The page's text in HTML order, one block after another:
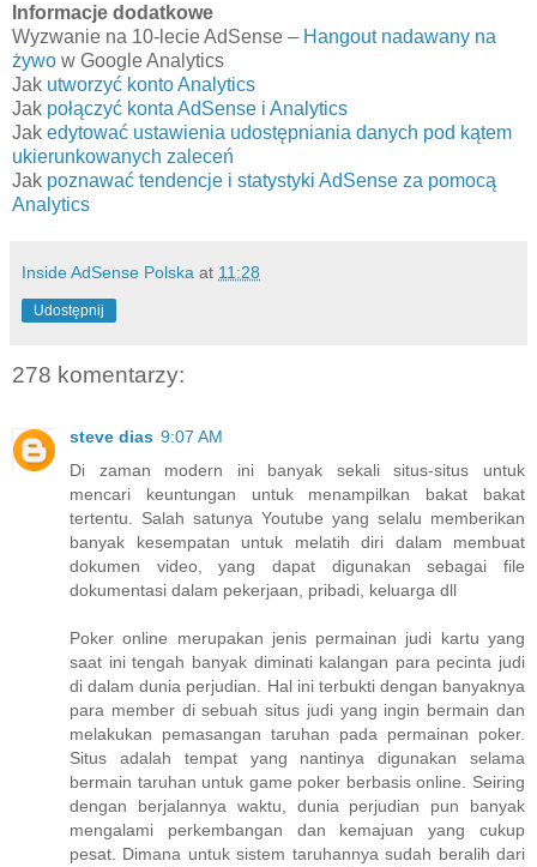
Informacje dodatkowe
Wyzwanie na 10-lecie AdSense – Hangout nadawany na
żywo w Google Analytics
Jak utworzyć konto Analytics
Jak połączyć konta AdSense i Analytics
Jak edytować ustawienia udostępniania danych pod kątem
ukierunkowanych zaleceń
Jak poznawać tendencje i statystyki AdSense za pomocą
Analytics
Inside AdSense Polska at 11:28
Udostępnij
278 komentarzy:
steve dias 9:07 AM
Di zaman modern ini banyak sekali situs-situs untuk
mencari keuntungan untuk menampilkan bakat bakat
tertentu. Salah satunya Youtube yang selalu memberikan
banyak kesempatan untuk melatih diri dalam membuat
dokumen video, yang dapat digunakan sebagai file
dokumentasi dalam pekerjaan, pribadi, keluarga dll
Poker online merupakan jenis permainan judi kartu yang
saat ini tengah banyak diminati kalangan para pecinta judi
di dalam dunia perjudian. Hal ini terbukti dengan banyaknya
para member di sebuah situs judi yang ingin bermain dan
melakukan pemasangan taruhan pada permainan poker.
Situs adalah tempat yang nantinya digunakan selama
bermain taruhan untuk game poker berbasis online. Seiring
dengan berjalannya waktu, dunia perjudian pun banyak
mengalami perkembangan dan kemajuan yang cukup
pesat. Dimana untuk sistem taruhannya sudah beralih dari